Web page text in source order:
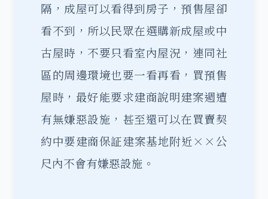
隔，成屋可以看得到房子，預售屋卻
看不到，所以民眾在選購新成屋或中
古屋時，不要只看室內屋況，連同社
區的周邊環境也要一看再看，買預售
屋時，最好能要求建商說明建案週遭
有無嫌惡設施，甚至還可以在買賣契
約中要建商保証建案基地附近××公
尺內不會有嫌惡設施。